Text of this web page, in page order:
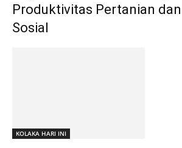
Produktivitas Pertanian
Sosial
KOLAKA HARI INI